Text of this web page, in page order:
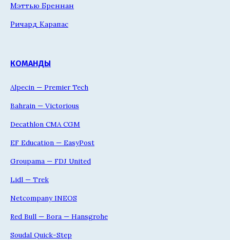
Мэттью Бреннан
Ричард Карапас
КОМАНДЫ
Alpecin — Premier Tech
Bahrain — Victorious
Decathlon CMA CGM
EF Education — EasyPost
Groupama — FDJ United
Lidl — Trek
Netcompany INEOS
Red Bull — Bora — Hansgrohe
Soudal Quick-Step